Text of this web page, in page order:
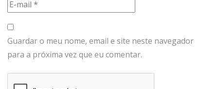
Guardar o meu nome, email e site neste navegador
para a próxima vez que eu comentar.